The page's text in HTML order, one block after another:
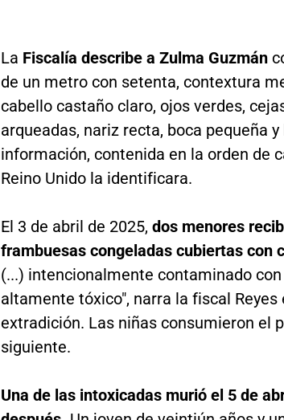
La Fiscalía describe a Zulma Guzmán
de un metro con setenta, contextura
cabello castaño claro, ojos verdes,
arqueadas, nariz recta, boca pequeña
información, contenida en la orden de
Reino Unido la identificara.
El 3 de abril de 2025, dos menores
frambuesas congeladas cubiertas con
(...) intencionalmente contaminado
altamente tóxico", narra la fiscal Reyes
extradición. Las niñas consumieron el
siguiente.
Una de las intoxicadas murió el 5 de